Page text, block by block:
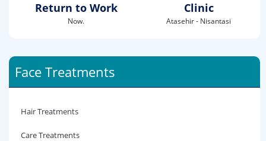
Return to Work
Now.
Clinic
Atasehir - Nisantasi
Face Treatments
Hair Treatments
Care Treatments